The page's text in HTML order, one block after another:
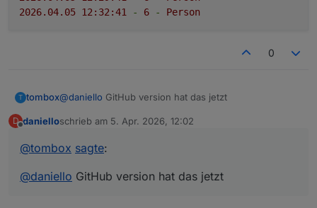
2026.04.05 12:32:41 - 6 - Person
0
T tombox@daniello GitHub version hat das jetzt
D danielloschrieb am 5. Apr. 2026, 12:02
zuletzt editiert von
@tombox sagte:
@daniello GitHub version hat das jetzt